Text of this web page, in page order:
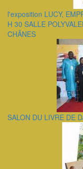
l'exposition LUCY,
H 30 SALLE
CHÂNES
SALON DU LIVRE DE